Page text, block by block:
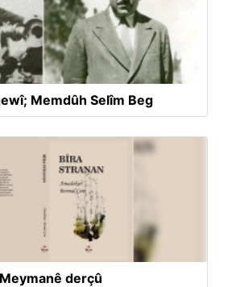
Memdûh Selîm Beg
Meymanê derçû